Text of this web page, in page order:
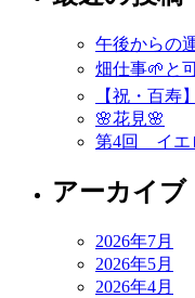
午後からの
畑仕事🌱と
【祝・百寿
🌸花見🌸
第4回 イエ
アーカイブ
2026年7月
2026年5月
2026年4月